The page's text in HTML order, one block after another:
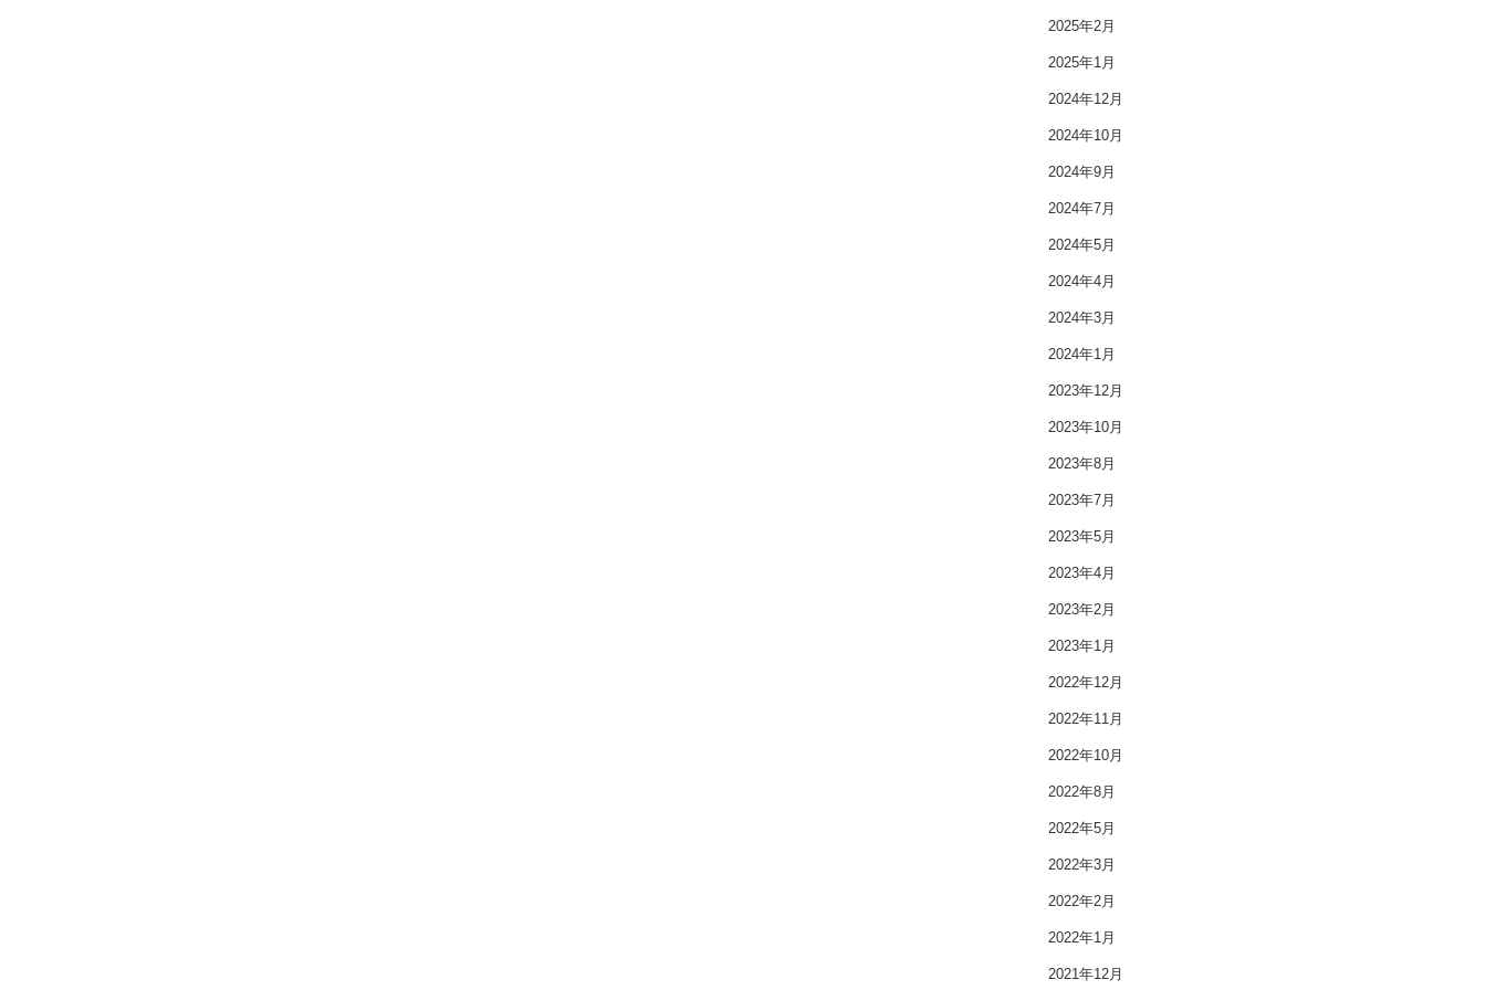
2025年2月
2025年1月
2024年12月
2024年10月
2024年9月
2024年7月
2024年5月
2024年4月
2024年3月
2024年1月
2023年12月
2023年10月
2023年8月
2023年7月
2023年5月
2023年4月
2023年2月
2023年1月
2022年12月
2022年11月
2022年10月
2022年8月
2022年5月
2022年3月
2022年2月
2022年1月
2021年12月